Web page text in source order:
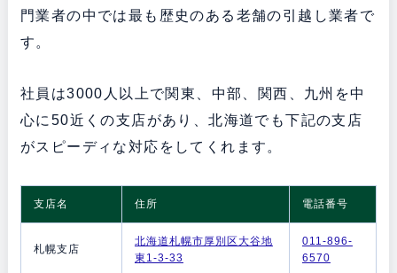
門業者の中では最も歴史のある老舗の引越し業者で
す。
社員は3000人以上で関東、中部、関西、九州を中
心に50近くの支店があり、北海道でも下記の支店
がスピーディな対応をしてくれます。
支店名 住所 電話番号
札幌支店
北海道札幌市厚別区大谷地
東1-3-33
011-896-
6570